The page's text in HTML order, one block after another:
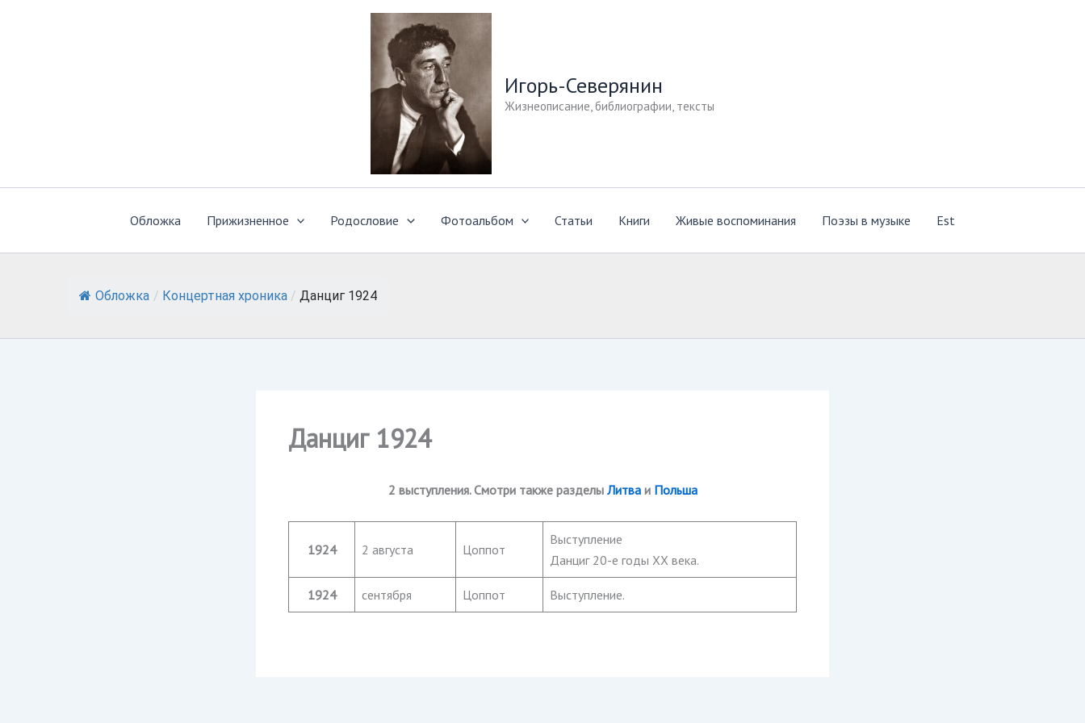
Игорь-Северянин
Жизнеописание, библиографии, тексты
Обложка Прижизненное Родословие Фотоальбом Статьи Книги Живые воспоминания Поэзы в музыке Est
Обложка / Концертная хроника / Данциг 1924
Данциг 1924
2 выступления. Смотри также разделы Литваи Польша
1924 2 августа Цоппот
Выступление
Данциг 20-е годы ХХ века.
1924 сентября Цоппот Выступление.